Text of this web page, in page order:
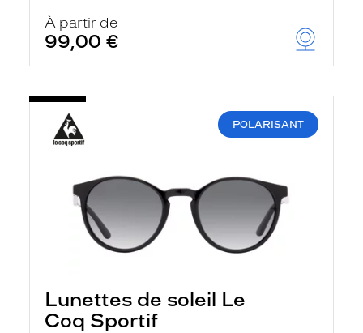
À partir de
99,00 €
POLARISANT
Lunettes de soleil Le
Coq Sportif